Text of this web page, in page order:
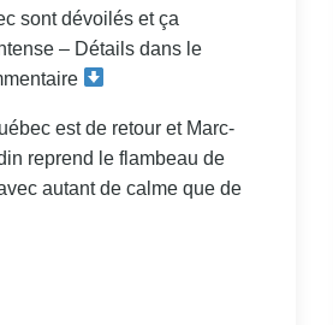
sont dévoilés et ça
– Détails dans le
est de retour et Marc-
reprend le flambeau de
autant de calme que de